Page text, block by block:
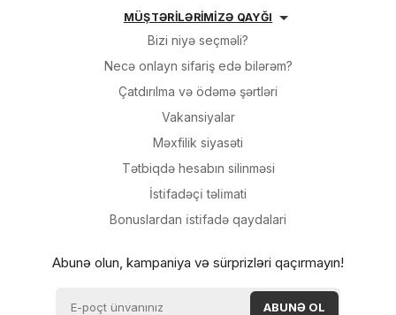
MÜŞTƏRİLƏRİMİZƏ QAYĞI
Bizi niyə seçməli?
Necə onlayn sifariş edə bilərəm?
Çatdırılma və ödəmə şərtləri
Vakansiyalar
Məxfilik siyasəti
Tətbiqdə hesabın silinməsi
İsti̇fadəçi̇ təli̇mati
Bonuslardan i̇sti̇fadə qaydalari
Abunə olun, kampaniya və sürprizləri qaçırmayın!